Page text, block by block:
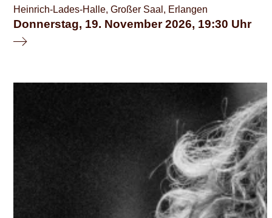
Heinrich-Lades-Halle, Großer Saal, Erlangen
Donnerstag, 19. November 2026 19:30